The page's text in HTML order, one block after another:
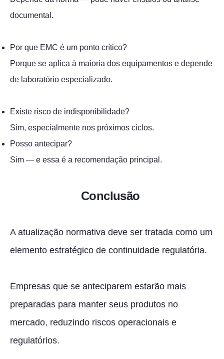
documental.
Por que EMC é um ponto crítico?
Porque se aplica à maioria dos equipamentos e depende
de laboratório especializado.
Existe risco de indisponibilidade?
Sim, especialmente nos próximos ciclos.
Posso antecipar?
Sim — e essa é a recomendação principal.
Conclusão
A atualização normativa deve ser tratada como um
elemento estratégico de continuidade regulatória.
Empresas que se anteciparem estarão mais
preparadas para manter seus produtos no
mercado, reduzindo riscos operacionais e
regulatórios.